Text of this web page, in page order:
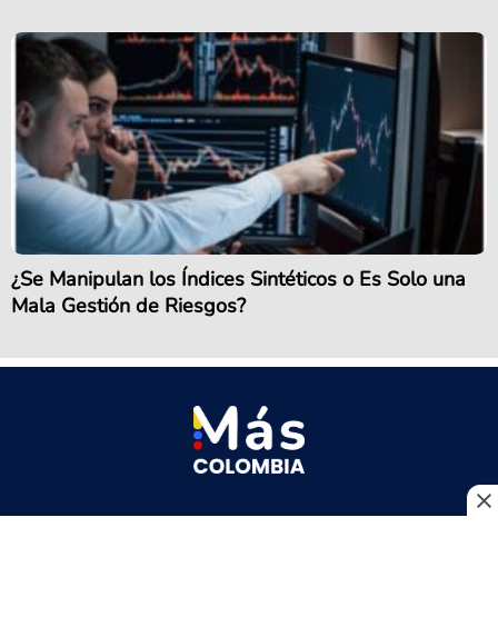
¿Se Manipulan los Índices Sintéticos o Es Solo una
Mala Gestión de Riesgos?